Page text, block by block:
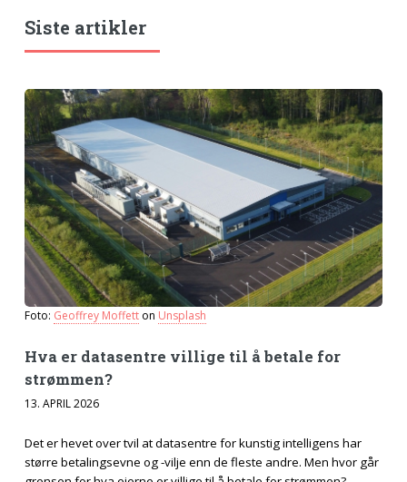
Siste artikler
Foto: Geoffrey Moffetton Unsplash
Hva er datasentre villige til å betale for
strømmen?
13. APRIL 2026
Det er hevet over tvil at datasentre for kunstig intelligens har
større betalingsevne og -vilje enn de fleste andre. Men hvor går